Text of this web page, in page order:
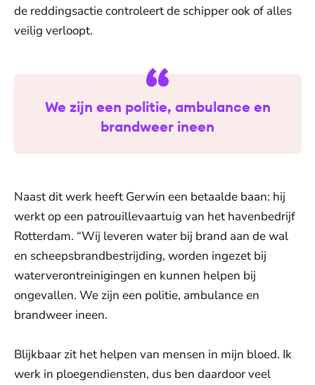
de reddingsactie controleert de schipper ook of alles
veilig verloopt.
We zijn een politie, ambulance en
brandweer ineen
Naast dit werk heeft Gerwin een betaalde baan: hij
werkt op een patrouillevaartuig van het havenbedrijf
Rotterdam. “Wij leveren water bij brand aan de wal
en scheepsbrandbestrijding, worden ingezet bij
waterverontreinigingen en kunnen helpen bij
ongevallen. We zijn een politie, ambulance en
brandweer ineen.
Blijkbaar zit het helpen van mensen in mijn bloed. Ik
werk in ploegendiensten, dus ben daardoor veel